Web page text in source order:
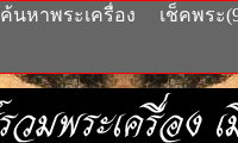
ค้นหาพระเครื่อง เช็คพระ